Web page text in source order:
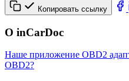
Копировать ссылку
О inCarDoc
Наше приложение OBD2
OBD2?